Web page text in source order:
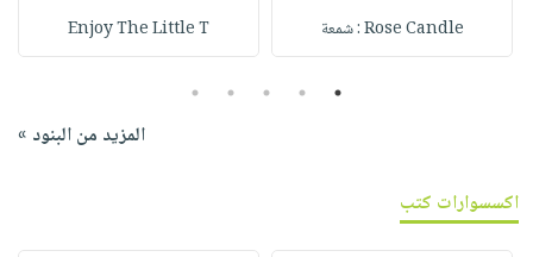
Rose Candle : شمعة Enjoy The Little T
1
2
3
4
5
المزيد من البنود »
اكسسوارات كتب